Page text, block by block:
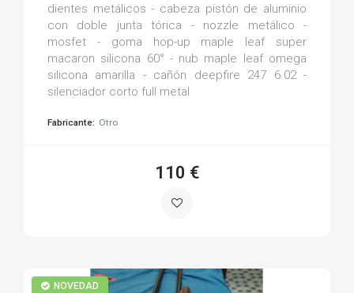
dientes metálicos - cabeza pistón de aluminio
con doble junta tórica - nozzle metálico -
mosfet - goma hop-up maple leaf super
macaron silicona 60° - nub maple leaf omega
silicona amarilla - cañón deepfire 247 6.02 -
silenciador corto full metal
Fabricante: Otro
110 €
NOVEDAD